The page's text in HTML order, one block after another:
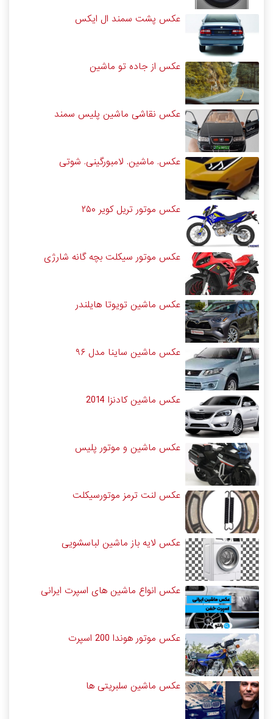
عکس پشت سمند ال ایکس
عکس از جاده تو ماشین
عکس نقاشی ماشین پلیس سمند
عکس. ماشین. لامبورگینی. شوتی
عکس موتور تریل کویر ۲۵۰
عکس موتور سیکلت بچه گانه شارژی
عکس ماشین تویوتا هایلندر
عکس ماشین ساینا مدل ۹۶
عکس ماشین کادنزا 2014
عکس ماشین و موتور پلیس
عکس لنت ترمز موتورسیکلت
عکس لایه باز ماشین لباسشویی
عکس انواع ماشین های اسپرت ایرانی
عکس موتور هوندا 200 اسپرت
عکس ماشین سلبریتی ها